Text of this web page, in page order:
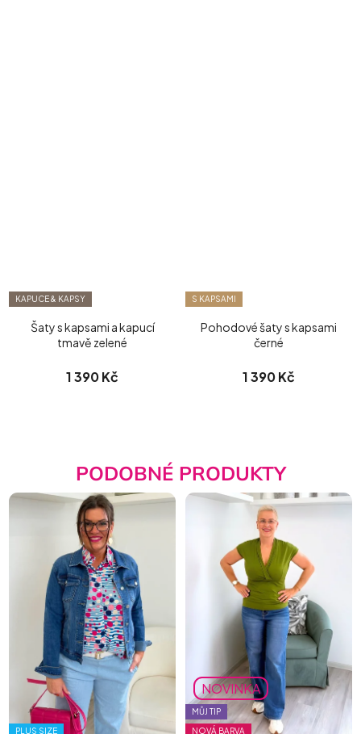
KAPUCE & KAPSY
Šaty s kapsami a kapucí
tmavě zelené
1 390 Kč
S KAPSAMI
Pohodové šaty s kapsami
černé
1 390 Kč
PODOBNÉ PRODUKTY
PLUS SIZE
NOVINKA
MŮJ TIP
NOVÁ BARVA